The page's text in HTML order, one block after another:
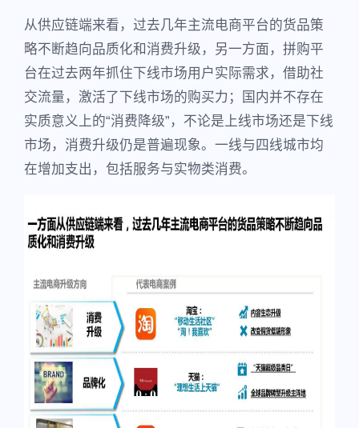
从供应链端来看，过去几年主流电商平台的货品策
略不断趋向品质化和消费升级，另一方面，拼购平
台在过去两年抓住下线市场用户实际需求，借助社
交流量，激活了下线市场的购买力；国内并不存在
实质意义上的“消费降级”，不论是上线市场还是下线
市场，消费升级仍是普遍现象。一线与四线城市均
在增加支出，包括服务与实物类消费。